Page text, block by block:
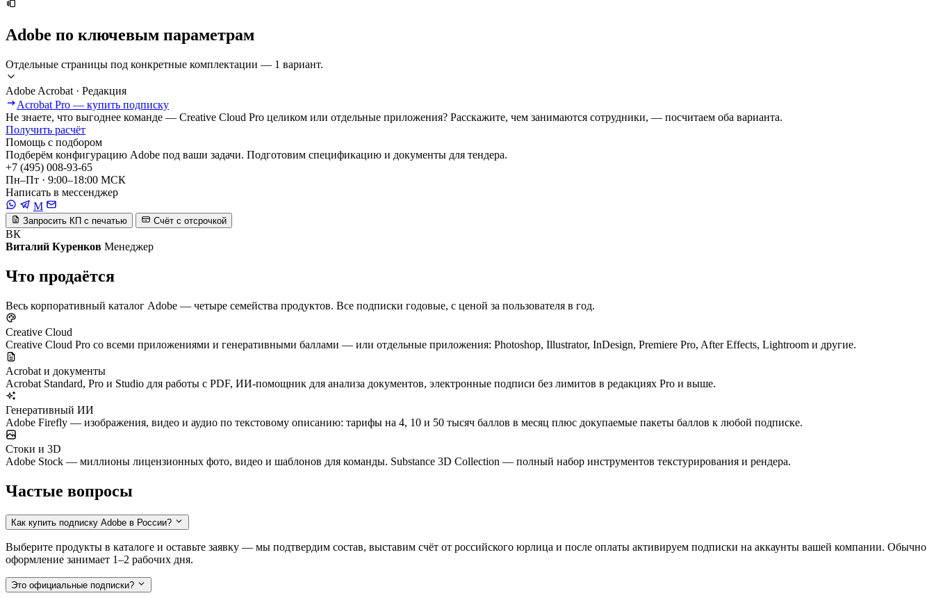
Adobe по ключевым параметрам
Отдельные страницы под конкретные комплектации — 1 вариант.
Adobe Acrobat · Редакция
Acrobat Pro — купить подписку
Не знаете, что выгоднее команде — Creative Cloud Pro целиком или отдельные приложения? Расскажите, чем занимаются сотрудники, — посчитаем оба варианта.
Получить расчёт
Помощь с подбором
Подберём конфигурацию Adobe под ваши задачи. Подготовим спецификацию и документы для тендера.
+7 (495) 008-93-65
Пн–Пт · 9:00–18:00 МСК
Написать в мессенджер
M
Запросить КП с печатью Счёт с отсрочкой
ВК
Виталий Куренков Менеджер
Что продаётся
Весь корпоративный каталог Adobe — четыре семейства продуктов. Все подписки годовые, с ценой за пользователя в год.
Creative Cloud
Creative Cloud Pro со всеми приложениями и генеративными баллами — или отдельные приложения: Photoshop, Illustrator, InDesign, Premiere Pro, After Effects, Lightroom и другие.
Acrobat и документы
Acrobat Standard, Pro и Studio для работы с PDF, ИИ-помощник для анализа документов, электронные подписи без лимитов в редакциях Pro и выше.
Генеративный ИИ
Adobe Firefly — изображения, видео и аудио по текстовому описанию: тарифы на 4, 10 и 50 тысяч баллов в месяц плюс докупаемые пакеты баллов к любой подписке.
Стоки и 3D
Adobe Stock — миллионы лицензионных фото, видео и шаблонов для команды. Substance 3D Collection — полный набор инструментов текстурирования и рендера.
Частые вопросы
Как купить подписку Adobe в России?
Выберите продукты в каталоге и оставьте заявку — мы подтвердим состав, выставим счёт от российского юрлица и после оплаты активируем подписки на аккаунты вашей компании. Обычно
оформление занимает 1–2 рабочих дня.
Это официальные подписки?